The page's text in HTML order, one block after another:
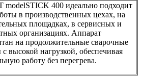
modelSTICK 400 идеально подходит
в производственных цехах, на
площадках, в сервисных и
организациях. Аппарат
на продолжительные сварочные
высокой нагрузкой, обеспечивая
работу без перегрева.